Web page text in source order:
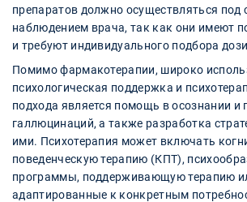
препаратов должно осуществляться под
наблюдением врача, так как они имеют
и требуют индивидуального подбора
Помимо фармакотерапии, широко
психологическая поддержка и
подхода является помощь в осознании и
галлюцинаций, а также разработка
ими. Психотерапия может включать
поведенческую терапию (КПТ),
программы, поддерживающую терапию
адаптированные к конкретным